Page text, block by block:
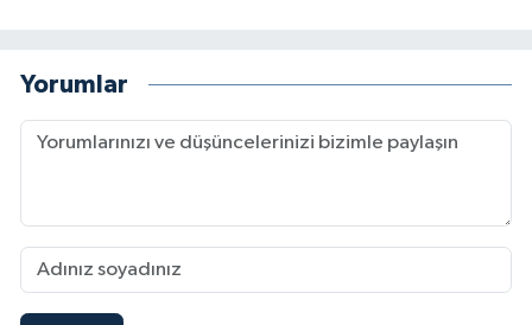
Yorumlar